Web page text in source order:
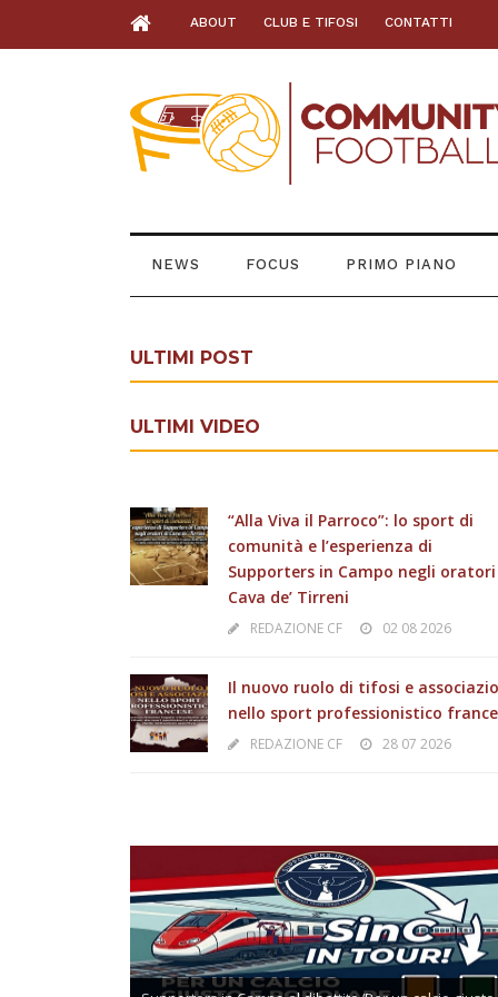
ABOUT CLUB E TIFOSI CONTATTI
NEWS FOCUS PRIMO PIANO
ULTIMI POST
ULTIMI VIDEO
“Alla Viva il Parroco”: lo sport di
comunità e l’esperienza di
Supporters in Campo negli
Cava de’ Tirreni
REDAZIONE CF 02 08 2026
Il nuovo ruolo di tifosi e
nello sport professionistico
REDAZIONE CF 28 07 2026